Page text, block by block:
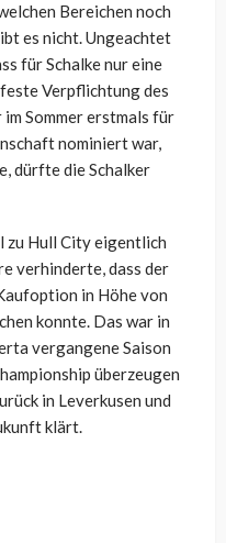
Bereichen noch
es nicht. Ungeachtet
für Schalke nur eine
Verpflichtung des
Sommer erstmals für
nominiert war,
dürfte die Schalker
zu Hull City eigentlich
verhinderte, dass der
in Höhe von
konnte. Das war in
vergangene Saison
überzeugen
in Leverkusen und
klärt.